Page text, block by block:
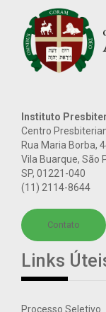
Instituto
Centro
Rua Maria Borba,
Vila Buarque, São
SP, 01221-040
(11) 2114-8644
Contato
Links
Processo Seletivo